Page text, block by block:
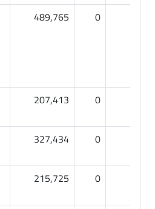
489,765 0
207,413 0
327,434 0
215,725 0